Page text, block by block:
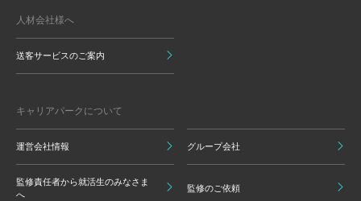
人材会社様へ
送客サービスのご案内
キャリアパークについて
運営会社情報 グループ会社
監修責任者から就活生のみなさま
へ
監修のご依頼